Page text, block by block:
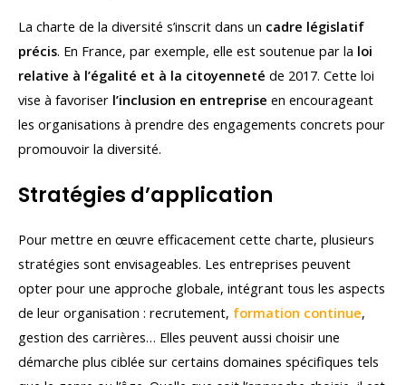
La charte de la diversité s’inscrit dans un cadre législatif
précis. En France, par exemple, elle est soutenue par la loi
relative à l’égalité et à la citoyenneté de 2017. Cette loi
vise à favoriser l’inclusion en entreprise en encourageant
les organisations à prendre des engagements concrets pour
promouvoir la diversité.
Stratégies d’application
Pour mettre en œuvre efficacement cette charte, plusieurs
stratégies sont envisageables. Les entreprises peuvent
opter pour une approche globale, intégrant tous les aspects
de leur organisation : recrutement, formation continue,
gestion des carrières… Elles peuvent aussi choisir une
démarche plus ciblée sur certains domaines spécifiques tels